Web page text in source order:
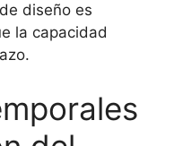
diseño es
la capacidad